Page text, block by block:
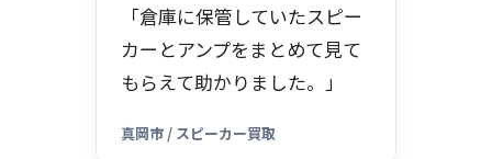
「倉庫に保管していたスピー
カーとアンプをまとめて見て
もらえて助かりました。」
真岡市 / スピーカー買取